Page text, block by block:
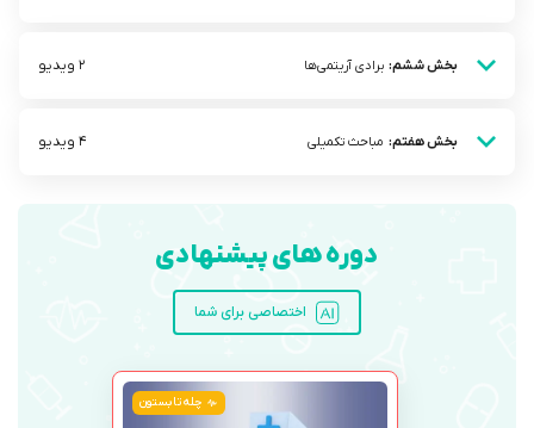
بخش ششم: برادی آریتمی‌ها 2 ویدیو
بخش هفتم: مباحث تکمیلی 4 ویدیو
دوره های پیشنهادی
اختصاصی برای شما
چله تابستون